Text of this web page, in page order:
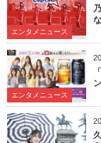
エンタメニュース
エンタメニュース